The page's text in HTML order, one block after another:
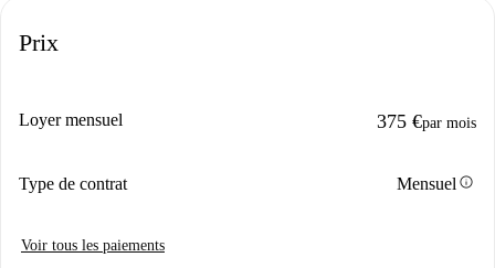
Prix
Loyer mensuel 375 €par mois
Type de contrat Mensuel info
Voir tous les paiements